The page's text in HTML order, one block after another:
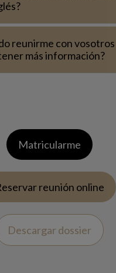
reunirme con vosotros
más información?
Matricularme
reunión online
Descargar dossier